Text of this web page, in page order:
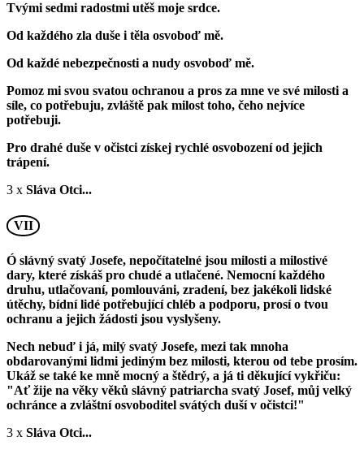
Tvými sedmi radostmi utěš moje srdce.
Od každého zla duše i těla osvoboď mě.
Od každé nebezpečnosti a nudy osvoboď mě.
Pomoz mi svou svatou ochranou a pros za mne ve své milosti a
síle, co potřebuju, zvláště pak milost toho, čeho nejvíce
potřebuji.
Pro drahé duše v očistci získej rychlé osvobození od jejich
trápení.
3 x Sláva Otci...
VII
Ó slávný svatý Josefe, nepočítatelné jsou milosti a milostivé
dary, které získáš pro chudé a utlačené. Nemocní každého
druhu, utlačovaní, pomlouváni, zradení, bez jakékoli lidské
útěchy, bídní lidé potřebující chléb a podporu, prosí o tvou
ochranu a jejich žádosti jsou vyslyšeny.
Nech nebuď i já, milý svatý Josefe, mezi tak mnoha
obdarovanými lidmi jediným bez milosti, kterou od tebe prosím.
Ukáž se také ke mně mocný a štědrý, a já ti děkující vykřiču:
"Ať žije na věky věků slávný patriarcha svatý Josef, můj velký
ochránce a zvláštní osvoboditel svátých duší v očistci!"
3 x Sláva Otci...